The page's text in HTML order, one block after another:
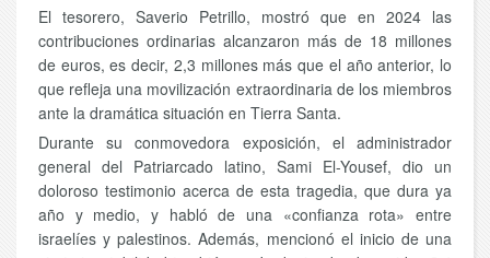
El tesorero, Saverio Petrillo, mostró que en 2024 las
contribuciones ordinarias alcanzaron más de 18 millones
de euros, es decir, 2,3 millones más que el año anterior, lo
que refleja una movilización extraordinaria de los miembros
ante la dramática situación en Tierra Santa.
Durante su conmovedora exposición, el administrador
general del Patriarcado latino, Sami El-Yousef, dio un
doloroso testimonio acerca de esta tragedia, que dura ya
año y medio, y habló de una «confianza rota» entre
israelíes y palestinos. Además, mencionó el inicio de una